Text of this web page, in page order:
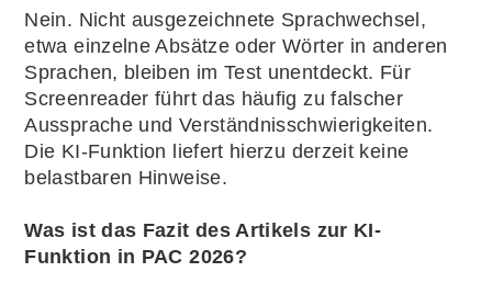
Nein. Nicht ausgezeichnete Sprachwechsel,
etwa einzelne Absätze oder Wörter in anderen
Sprachen, bleiben im Test unentdeckt. Für
Screenreader führt das häufig zu falscher
Aussprache und Verständnisschwierigkeiten.
Die KI-Funktion liefert hierzu derzeit keine
belastbaren Hinweise.
Was ist das Fazit des Artikels zur KI-
Funktion in PAC 2026?